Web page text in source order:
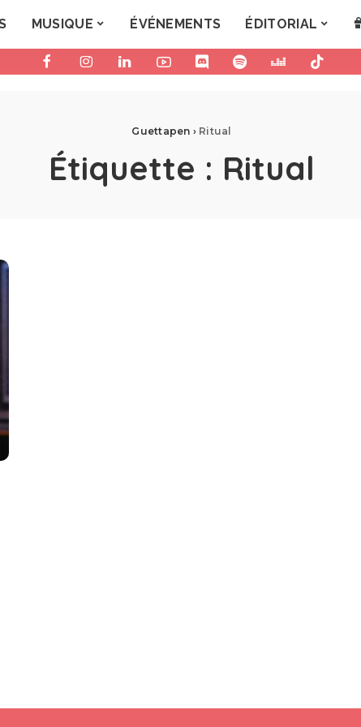
MUSIQUE ÉVÉNEMENTS ÉDITORIAL
Guettapen › Ritual
Étiquette : Ritual